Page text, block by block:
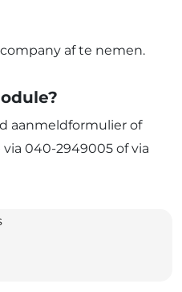
af te nemen.
aanmeldformulier of
040-2949005 of via